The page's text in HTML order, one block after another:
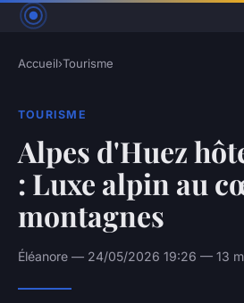
Accueil›Tourisme
TOURISME
Alpes d'Huez
: Luxe alpin au
montagnes
Éléanore — 24/05/2026 19:26 — 13